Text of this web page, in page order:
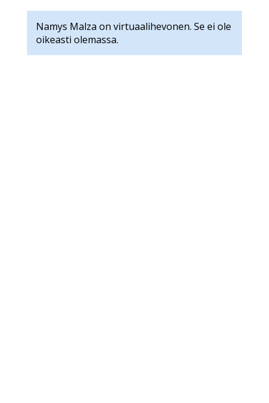
Namys Malza on virtuaalihevonen. Se ei ole
oikeasti olemassa.